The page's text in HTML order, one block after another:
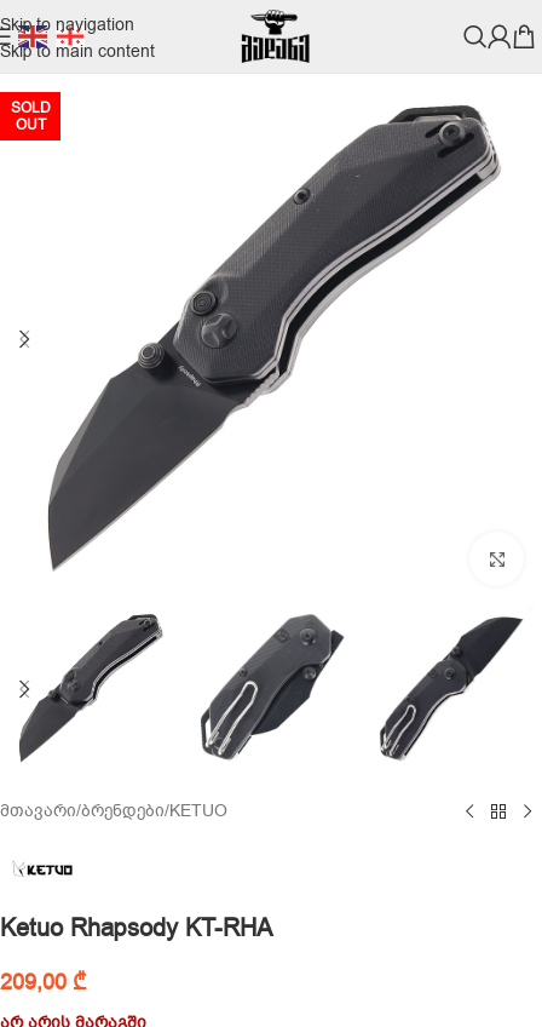
Skip to navigation
Skip to main content
SOLD
OUT
მთავარი/ბრენდები/KETUO
Ketuo Rhapsody KT-RHA
209,00 ₾